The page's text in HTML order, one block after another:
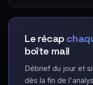
Le récap
boîte mail
Débrief du jour et
dès la fin de